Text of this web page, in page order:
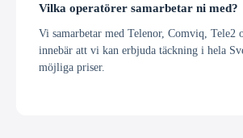
Vilka operatörer samarbetar ni med?
Vi samarbetar med Telenor, Comviq, Tele2
innebär att vi kan erbjuda täckning i hela
möjliga priser.